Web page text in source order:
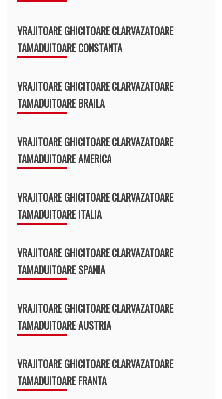
VRAJITOARE GHICITOARE CLARVAZATOARE
TAMADUITOARE CONSTANTA
VRAJITOARE GHICITOARE CLARVAZATOARE
TAMADUITOARE BRAILA
VRAJITOARE GHICITOARE CLARVAZATOARE
TAMADUITOARE AMERICA
VRAJITOARE GHICITOARE CLARVAZATOARE
TAMADUITOARE ITALIA
VRAJITOARE GHICITOARE CLARVAZATOARE
TAMADUITOARE SPANIA
VRAJITOARE GHICITOARE CLARVAZATOARE
TAMADUITOARE AUSTRIA
VRAJITOARE GHICITOARE CLARVAZATOARE
TAMADUITOARE FRANTA